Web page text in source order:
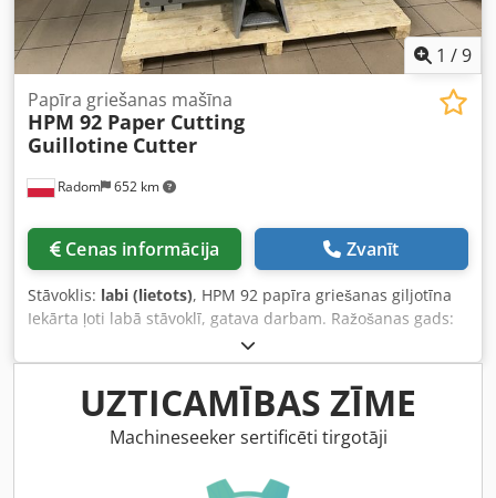
1 /9
Radom 652 km
Papīra griešanas mašīna
HPM 92 Paper Cutting
Guillotine Cutter
Cenas informācija Zvanīt
Stāvoklis: labi (lietots), HPM 92 papīra griešanas giljotīna
Iekārta ļoti labā stāvoklī, gatava darbam. Ražošanas gads:
2009. Augsta kvalitāte. Tehniskie parametri: Griešanas
platums: 920 mm Papīra staba augstums: 120 mm Svars:
2500 kg Barošana: 380V Aprīkojums: Dkedpfxezmu Nde Ah
Aer – Programmēšanas bloks ar krāsu skārienjutīgo
monitoru (Mitsubishi ražojums) – Gaisa galds – Palielināti
Rezerves asmens Iekārta veidota pēc vācu Polar modeļa,
UZTICAMĪBAS ZĪME
Machineseeker sertificēti tirgotāji